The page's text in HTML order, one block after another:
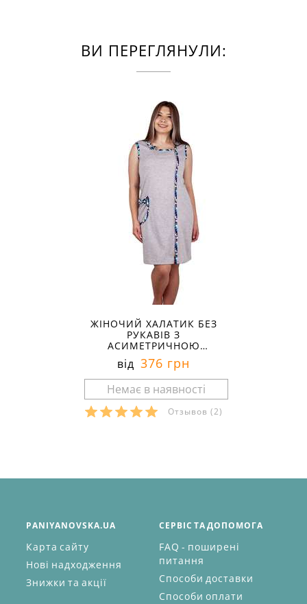
ВИ ПЕРЕГЛЯНУЛИ:
ЖІНОЧИЙ ХАЛАТИК БЕЗ
РУКАВІВ З
АСИМЕТРИЧНОЮ
ЗАСТІБКОЮ ХЖ-25-06
від 376 грн
Отзывов (2)
PANIYANOVSKA.UA
Карта сайту
Нові надходження
Знижки та акції
СЕРВІС ТА ДОПОМОГА
FAQ - поширені
питання
Способи доставки
Способи оплати